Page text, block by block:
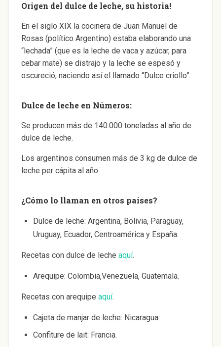
Origen del dulce de leche, su historia!
En el siglo XIX la cocinera de Juan Manuel de
Rosas (político Argentino) estaba elaborando una
“lechada” (que es la leche de vaca y azúcar, para
cebar mate) se distrajo y la leche se espesó y
oscureció, naciendo así el llamado “Dulce criollo”.
Dulce de leche en Números:
Se producen más de 140.000 toneladas al año de
dulce de leche.
Los argentinos consumen más de 3 kg de dulce de
leche per cápita al año.
¿Cómo lo llaman en otros países?
Dulce de leche: Argentina, Bolivia, Paraguay,
Uruguay, Ecuador, Centroamérica y España.
Recetas con dulce de leche aquí.
Arequipe: Colombia,Venezuela, Guatemala.
Recetas con arequipe aquí.
Cajeta de manjar de leche: Nicaragua.
Confiture de lait: Francia.